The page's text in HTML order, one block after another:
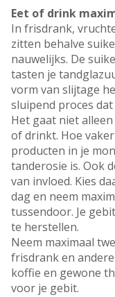
Eet of drink
In frisdrank,
zitten behalve
nauwelijks. De
tasten je
vorm van slijtage
sluipend proces
Het gaat niet
of drinkt. Hoe
producten in je
tanderosie is. Ook
van invloed. Kies
dag en neem
tussendoor. Je
te herstellen.
Neem maximaal
frisdrank en
koffie en gewone
voor je gebit.